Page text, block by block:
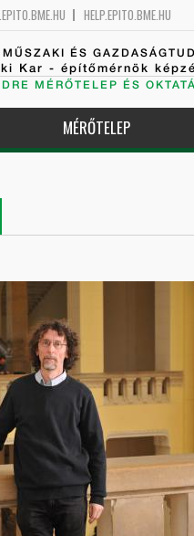
HELP.EPITO.BME.HU
ÉS
Kar - építőmérnök
MÉRŐTELEP ÉS
MÉRŐTELEP